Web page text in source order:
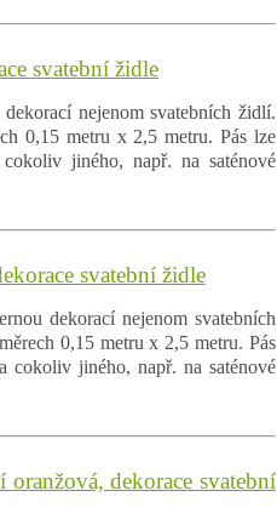
svatební židle
nejenom svatebních židlí.
0,15 metru x 2,5 metru. Pás lze
jiného, např. na saténové
svatební židle
dekorací nejenom svatebních
0,15 metru x 2,5 metru. Pás
cokoliv jiného, např. na saténové
dekorace svatební